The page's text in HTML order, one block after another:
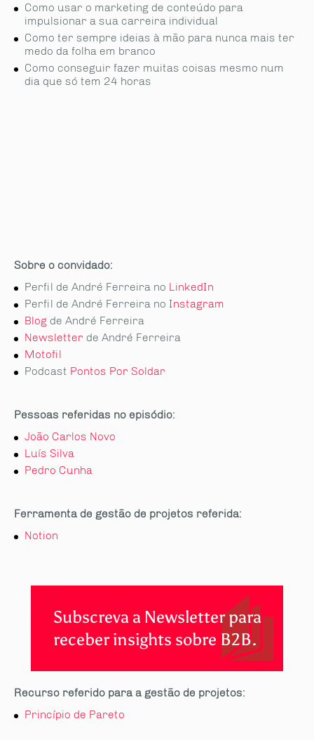
Como usar o marketing de conteúdo para
impulsionar a sua carreira indivi­dual
Como ter sempre ideias à mão para nunca mais ter
medo da folha em branco
Como conseguir fazer muitas coisas mesmo num
dia que só tem 24 horas
Sobre o convidado:
Perfil de André Ferreira no LinkedIn
Perfil de André Ferreira no Instagram
Blog de André Ferreira
Newsletter de André Ferreira
Motofil
Podcast Pontos Por Soldar
Pessoas referidas no episódio:
João Carlos Novo
Luís Silva
Pedro Cunha
Ferramenta de gestão de projetos referida:
Notion
Subscreva a Newsletter para
receber insights sobre B2B.
Recurso referido para a gestão de projetos:
Princípio de Pareto